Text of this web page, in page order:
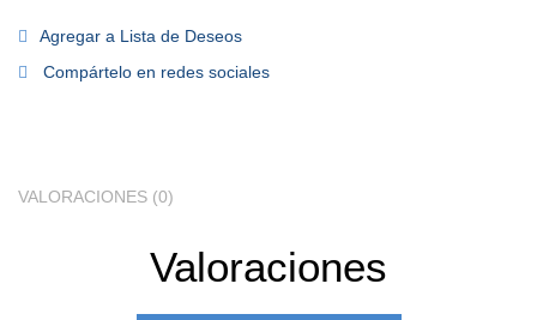
Agregar a Lista de Deseos
Compártelo en redes sociales
VALORACIONES (0)
Valoraciones